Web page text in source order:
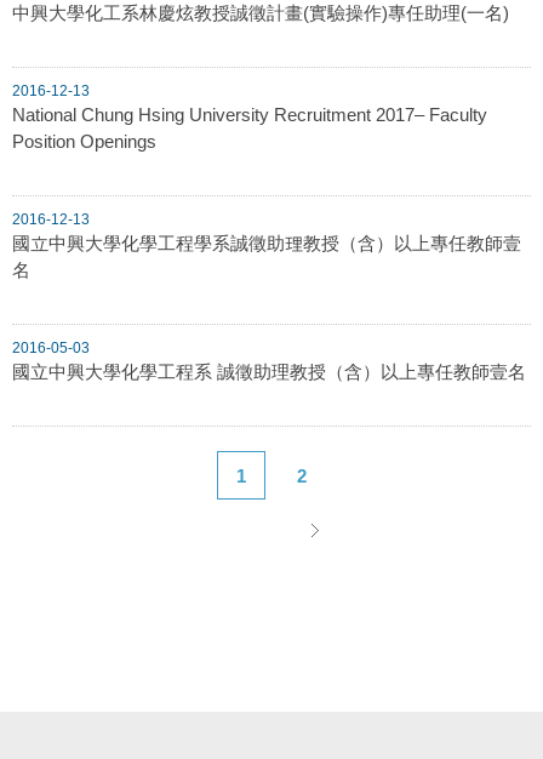
中興大學化工系林慶炫教授誠徵計畫(實驗操作)專任助理(一名)
2016-12-13
National Chung Hsing University Recruitment 2017– Faculty
Position Openings
2016-12-13
國立中興大學化學工程學系誠徵助理教授（含）以上專任教師壹
名
2016-05-03
國立中興大學化學工程系 誠徵助理教授（含）以上專任教師壹名
1 2